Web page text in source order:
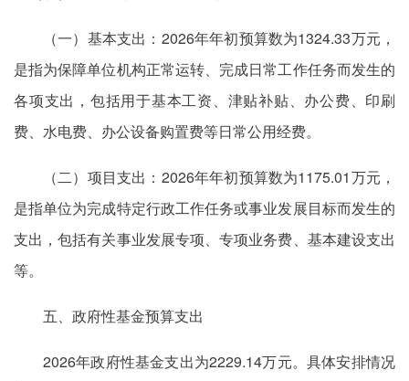
（一）基本支出：2026年年初预算数为1324.33万元，
是指为保障单位机构正常运转、完成日常工作任务而发生的
各项支出，包括用于基本工资、津贴补贴、办公费、印刷
费、水电费、办公设备购置费等日常公用经费。
（二）项目支出：2026年年初预算数为1175.01万元，
是指单位为完成特定行政工作任务或事业发展目标而发生的
支出，包括有关事业发展专项、专项业务费、基本建设支出
等。
五、政府性基金预算支出
2026年政府性基金支出为2229.14万元。具体安排情况